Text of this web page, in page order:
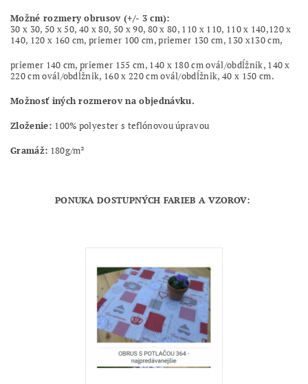
Možné rozmery obrusov (+/- 3 cm):
30 x 30, 50 x 50, 40 x 80, 50 x 90, 80 x 80, 110 x 110, 110 x 140,120 x
140, 120 x 160 cm, priemer 100 cm, priemer 130 cm, 130 x130 cm,
priemer 140 cm, priemer 155 cm, 140 x 180 cm ovál/obdĺžnik, 140 x
220 cm ovál/obdĺžnik, 160 x 220 cm ovál/obdĺžnik, 40 x 150 cm.
Možnosť iných rozmerov na objednávku.
Zloženie: 100% polyester s teflónovou úpravou
Gramáž: 180g/m²
PONUKA DOSTUPNÝCH FARIEB A VZOROV: